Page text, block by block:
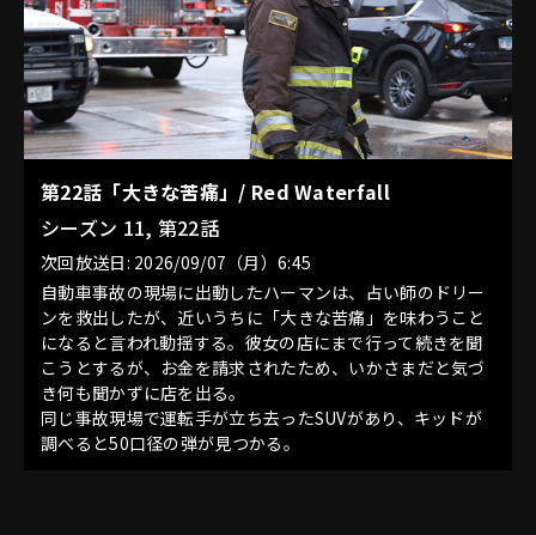
第22話「大きな苦痛」/ Red Waterfall
シーズン 11, 第22話
次回放送日: 2026/09/07（月）6:45
自動車事故の現場に出動したハーマンは、占い師のドリー
ンを救出したが、近いうちに「大きな苦痛」を味わうこと
になると言われ動揺する。彼女の店にまで行って続きを聞
こうとするが、お金を請求されたため、いかさまだと気づ
き何も聞かずに店を出る。
同じ事故現場で運転手が立ち去ったSUVがあり、キッドが
調べると50口径の弾が見つかる。